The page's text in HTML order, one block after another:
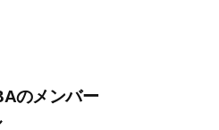
のメンバー